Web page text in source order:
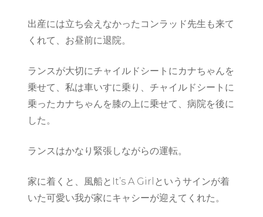
出産には立ち会えなかったコンラッド先生も来て
くれて、お昼前に退院。
ランスが大切にチャイルドシートにカナちゃんを
乗せて、私は車いすに乗り、チャイルドシートに
乗ったカナちゃんを膝の上に乗せて、病院を後に
した。
ランスはかなり緊張しながらの運転。
家に着くと、風船とIt’s A Girlというサインが着
いた可愛い我が家にキャシーが迎えてくれた。